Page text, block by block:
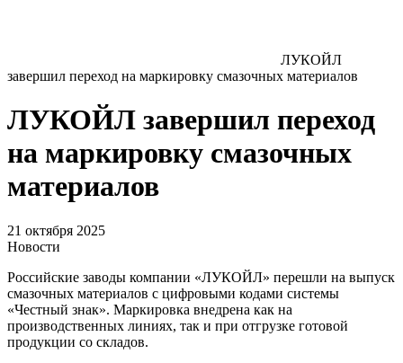
ЛУКОЙЛ
завершил переход на маркировку смазочных материалов
ЛУКОЙЛ завершил переход
на маркировку смазочных
материалов
21 октября 2025
Новости
Российские заводы компании «ЛУКОЙЛ» перешли на выпуск
смазочных материалов с цифровыми кодами системы
«Честный знак». Маркировка внедрена как на
производственных линиях, так и при отгрузке готовой
продукции со складов.